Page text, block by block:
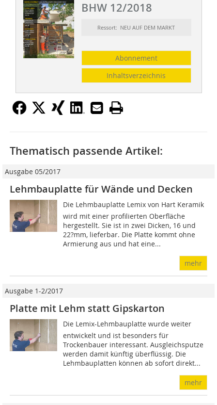
BHW 12/2018
Ressort: NEU AUF DEM MARKT
Abonnement
Inhaltsverzeichnis
Thematisch passende Artikel:
Ausgabe 05/2017
Lehmbauplatte für Wände und Decken
Die Lehmbauplatte Lemix von Hart Keramik
wird mit einer profilierten Oberfläche
hergestellt. Sie ist in zwei Dicken, 16 und
22?mm, lieferbar. Die Platte kommt ohne
Armierung aus und hat eine...
mehr
Ausgabe 1-2/2017
Platte mit Lehm statt Gipskarton
Die Lemix-Lehmbauplatte wurde weiter
entwickelt und ist besonders für
Trockenbauer interessant. Ausgleichsputze
werden damit künftig überflüssig. Die
Lehmbauplatten können ab sofort direkt...
mehr